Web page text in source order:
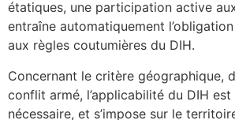
étatiques, une participation active
entraîne automatiquement
aux règles coutumières du DIH.
Concernant le critère géographique,
conflit armé, l’applicabilité du DIH est
nécessaire, et s’impose sur le